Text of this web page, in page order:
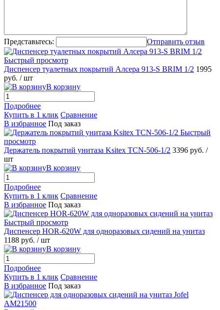
Представьтесь: Отправить отзыв
Быстрый просмотр
Диспенсер туалетных покрытий Алсера 913-S BRIM 1/2 1995
руб. / шт
В корзину
Подробнее
Купить в 1 клик Сравнение
В избранное Под заказ
Быстрый
просмотр
Держатель покрытий унитаза Ksitex TCN-506-1/2 3396 руб. /
шт
В корзину
Подробнее
Купить в 1 клик Сравнение
В избранное Под заказ
Быстрый просмотр
Диспенсер HOR-620W для одноразовых сидений на унитаз
1188 руб. / шт
В корзину
Подробнее
Купить в 1 клик Сравнение
В избранное Под заказ